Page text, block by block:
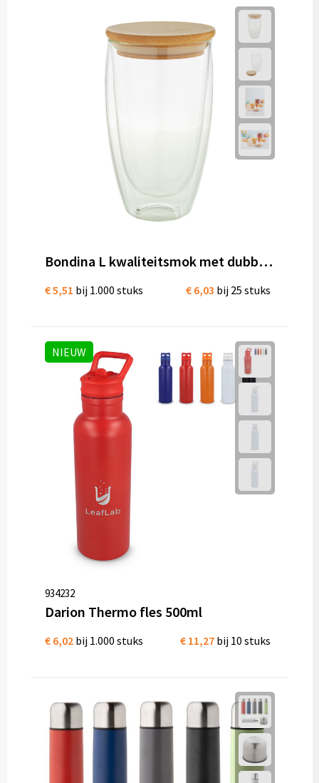
Bondina L kwaliteitsmok met dubbele wand 450 mL bedrukken
€ 5,51 bij 1.000 stuks € 6,03 bij 25 stuks
NIEUW
934232
Darion Thermo fles 500ml
€ 6,02 bij 1.000 stuks € 11,27 bij 10 stuks